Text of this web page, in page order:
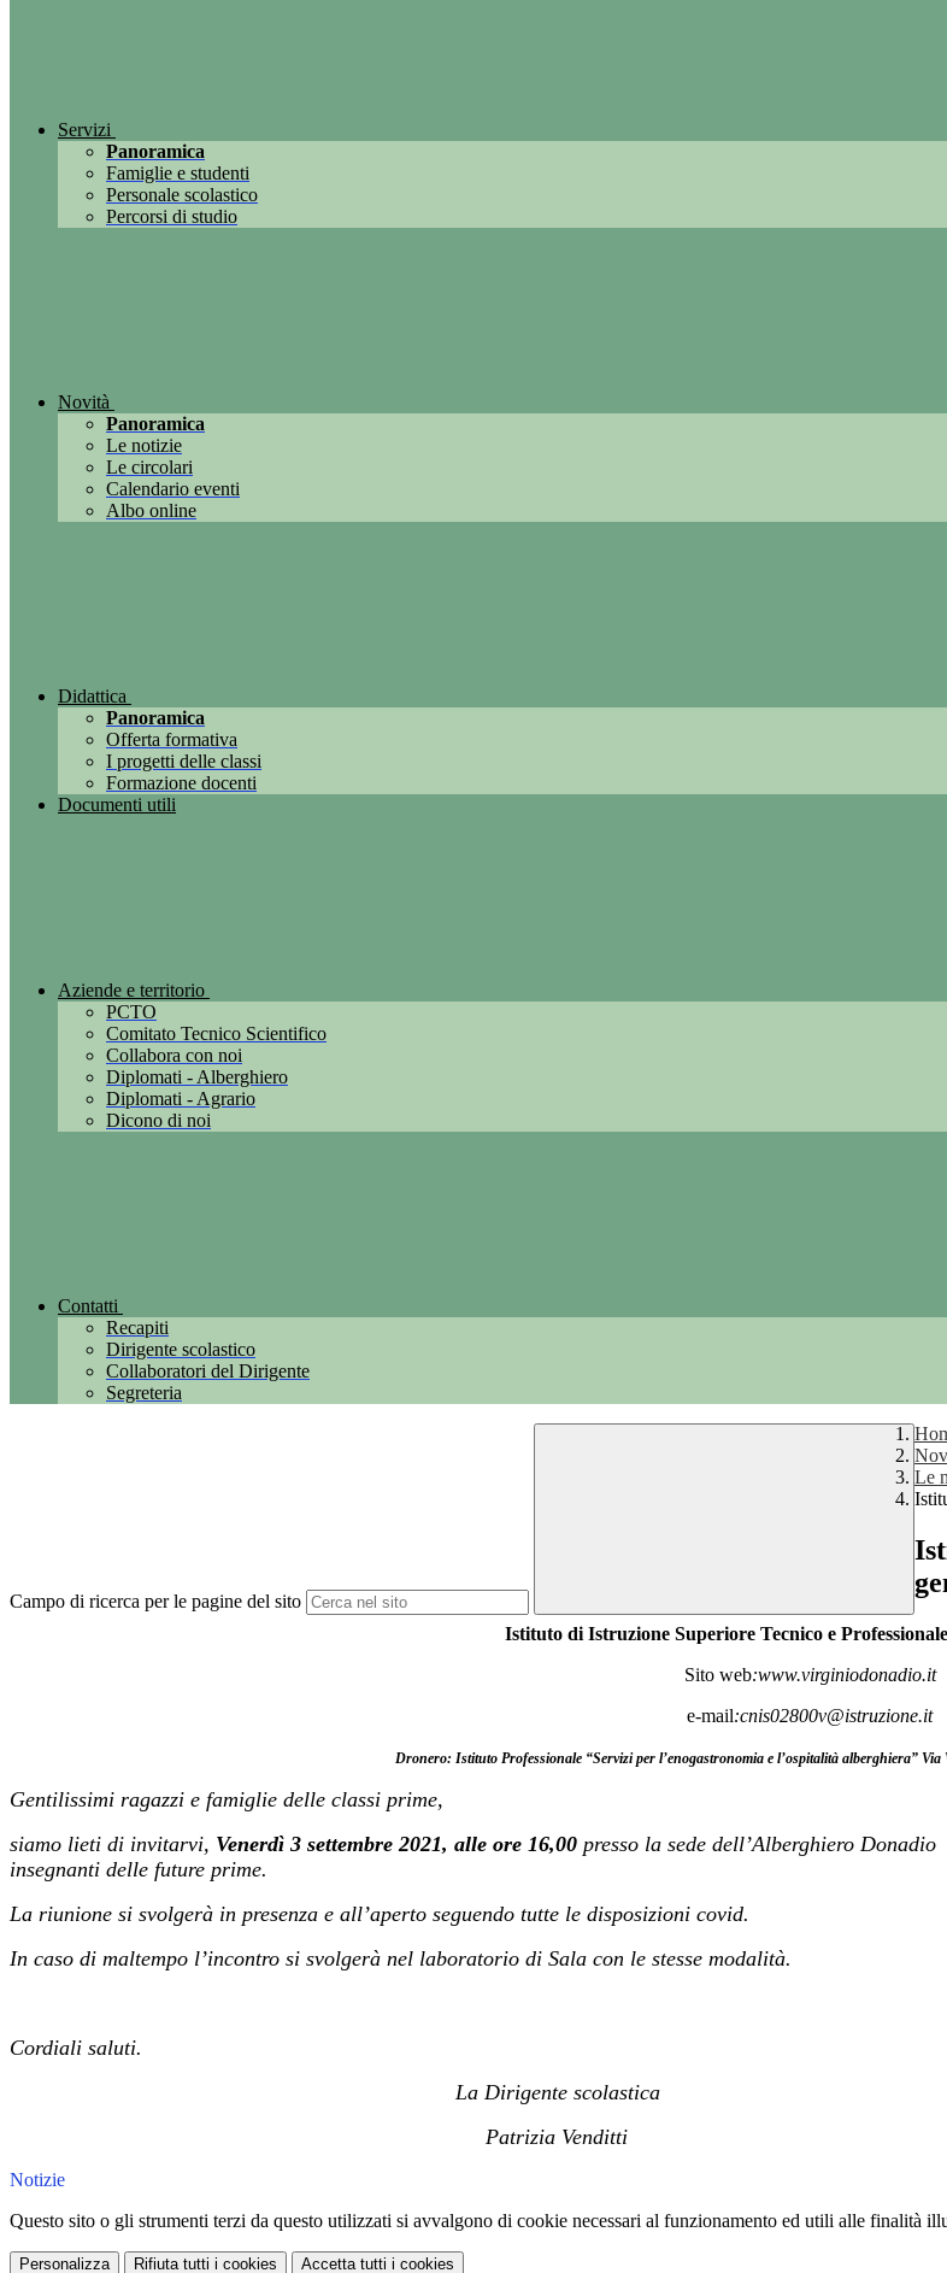
Servizi
Panoramica
Famiglie e studenti
Personale scolastico
Percorsi di studio
Novità
Panoramica
Le notizie
Le circolari
Calendario eventi
Albo online
Didattica
Panoramica
Offerta formativa
I progetti delle classi
Formazione docenti
Documenti utili
Aziende e territorio
PCTO
Comitato Tecnico Scientifico
Collabora con noi
Diplomati - Alberghiero
Diplomati - Agrario
Dicono di noi
Contatti
Recapiti
Dirigente scolastico
Collaboratori del Dirigente
Segreteria
Campo di ricerca per le pagine del sito
Le
Istituto di Istruzione Superiore Tecnico e
Sito web:www.virginiodonadio.it
e-mail:cnis02800v@istruzione.it
Dronero: Istituto Professionale “Servizi per l’enogastronomia e l’ospitalità alberghiera”
Gentilissimi ragazzi e famiglie delle classi prime,
siamo lieti di invitarvi, Venerdì 3 settembre 2021, alle ore 16,00 presso la sede dell’Alberghiero
insegnanti delle future prime.
La riunione si svolgerà in presenza e all’aperto seguendo tutte le disposizioni covid.
In caso di maltempo l’incontro si svolgerà nel laboratorio di Sala con le stesse modalità.
Cordiali saluti.
La Dirigente scolastica
Patrizia Venditti
Notizie
Questo sito o gli strumenti terzi da questo utilizzati si avvalgono di cookie necessari al funzionamento ed utili alle finalità
Personalizza Rifiuta tutti i cookies Accetta tutti i cookies